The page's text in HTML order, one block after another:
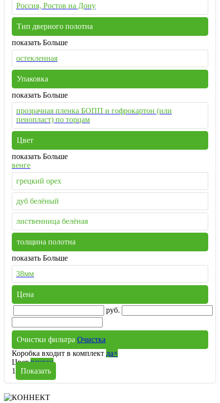
Россия, Ростов на Дону
Тип дверного полотна
показать Больше
остекленная
Упаковка
показать Больше
прозрачная пленка БОПП и гофрокартон (или
пенопласт) по торцам
Цвет
показать Больше
венге
грецкий орех
дуб белёный
лиственница белёная
толщина полотна
показать Больше
38мм
Цена
руб.
Очистки фильтра Очистка
Коробка входит в комплект да×
Цвет венге×
1
Показать